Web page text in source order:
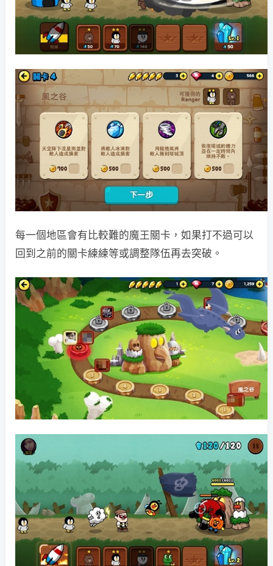
每一個地區會有比較難的魔王關卡，如果打不過可以
回到之前的關卡練練等或調整隊伍再去突破。